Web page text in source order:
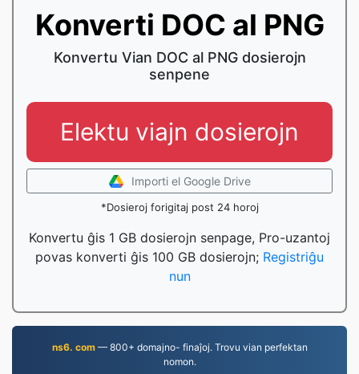
Konverti DOC al PNG
Konvertu Vian DOC al PNG dosierojn
senpene
Elektu viajn dosierojn
Importi el Google Drive
*Dosieroj forigitaj post 24 horoj
Konvertu ĝis 1 GB dosierojn senpage, Pro-uzantoj
povas konverti ĝis 100 GB dosierojn; Registriĝu
nun
ns6. com— 800+ domajno- finaĵoj. Trovu vian perfektan
nomon.